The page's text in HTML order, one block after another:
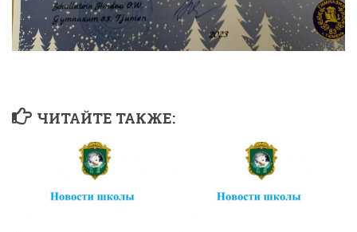
ЧИТАЙТЕ ТАКЖЕ: